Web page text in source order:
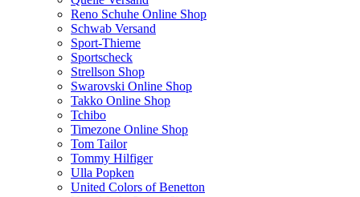
Reno Schuhe Online Shop
Schwab Versand
Sport-Thieme
Sportscheck
Strellson Shop
Swarovski Online Shop
Takko Online Shop
Tchibo
Timezone Online Shop
Tom Tailor
Tommy Hilfiger
Ulla Popken
United Colors of Benetton